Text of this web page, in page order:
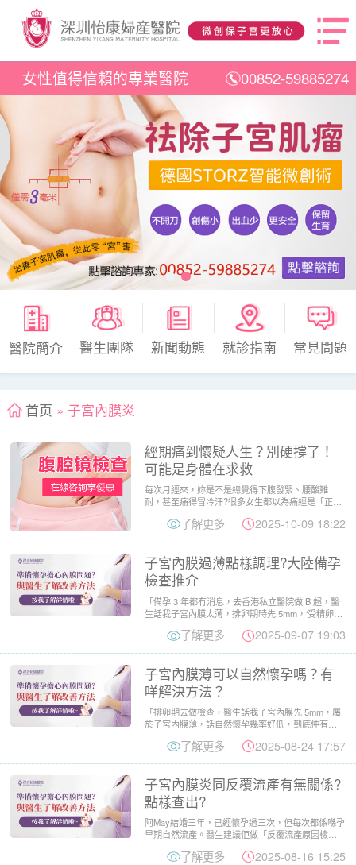
女性值得信賴的專業醫院 00852-59885274
醫院簡介 醫生團隊 新聞動態 就診指南 常見問題
首页 » 子宮內膜炎
經期痛到懷疑人生？別硬撐了！
可能是身體在求救
每次月經來，妳是不是總覺得下腹發緊、腰酸難
耐，甚至痛得冒冷汗?很多女生都以為痛經是「正常
了解更多 2025-10-09 18:22
子宮內膜過薄點樣調理?大陸備孕
檢查推介
「備孕 3 年都冇消息，去香港私立醫院做 B 超，醫
生話我子宮內膜太薄，排卵期時先 5mm，‘受精卵難
了解更多 2025-09-07 19:03
子宮內膜薄可以自然懷孕嗎？有
咩解決方法？
「排卵期去做檢查，醫生話我子宮內膜先 5mm，屬
於子宮內膜薄，話自然懷孕幾率好低，到底仲有冇
了解更多 2025-08-24 17:57
子宮內膜炎同反覆流產有無關係?
點樣查出?
阿May結婚三年，已經懷孕過三次，但每次都係喺孕
早期自然流產。醫生建議佢做「反覆流產原因檢
了解更多 2025-08-16 15:25